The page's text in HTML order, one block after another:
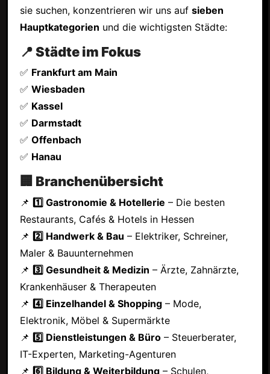
sie suchen, konzentrieren wir uns auf sieben
Hauptkategorien und die wichtigsten Städte:
📍 Städte im Fokus
✅ Frankfurt am Main
✅ Wiesbaden
✅ Kassel
✅ Darmstadt
✅ Offenbach
✅ Hanau
🏢 Branchenübersicht
📌 1️⃣ Gastronomie & Hotellerie – Die besten
Restaurants, Cafés & Hotels in Hessen
📌 2️⃣ Handwerk & Bau – Elektriker, Schreiner,
Maler & Bauunternehmen
📌 3️⃣ Gesundheit & Medizin – Ärzte, Zahnärzte,
Krankenhäuser & Therapeuten
📌 4️⃣ Einzelhandel & Shopping– Mode,
Elektronik, Möbel & Supermärkte
📌 5️⃣ Dienstleistungen & Büro– Steuerberater,
IT-Experten, Marketing-Agenturen
📌 6️⃣ Bildung & Weiterbildung– Schulen,